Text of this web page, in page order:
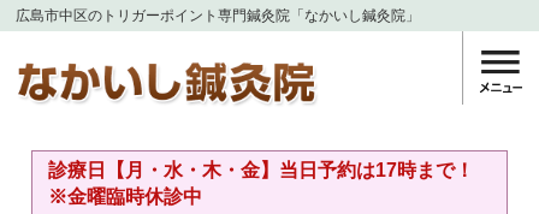
広島市中区のトリガーポイント専門鍼灸院「なかいし鍼灸院」
診療日【月・水・木・金】当日予約は17時まで！
※金曜臨時休診中